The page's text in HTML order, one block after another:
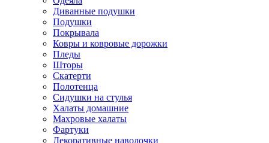
Диванные подушки
Подушки
Покрывала
Ковры и ковровые дорожки
Пледы
Шторы
Скатерти
Полотенца
Сидушки на стулья
Халаты домашние
Махровые халаты
Фартуки
Декоративные наволочки